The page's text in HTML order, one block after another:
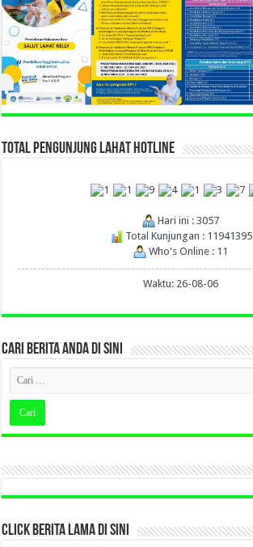
TOTAL PENGUNJUNG LAHAT HOTLINE
Hari ini : 3057
Total Kunjungan : 11941395
Who's Online : 11
Waktu: 26-08-06
CARI BERITA ANDA DI SINI
CLICK BERITA LAMA DI SINI